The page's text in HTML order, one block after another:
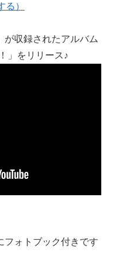
）
が収録されたアルバム
」をリリース♪
フォトブック付きです